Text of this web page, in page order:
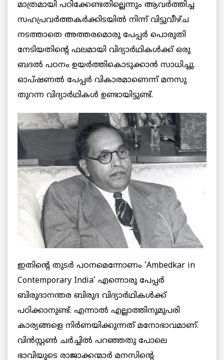
മാത്രമായി പഠിക്കേണ്ടതില്ലെന്നും ആവർത്തിച്ച
സഹപ്രവർത്തകർക്കിടയിൽ നിന്ന് വിട്ടുവീഴ്ച
നടത്താതെ അത്തരമൊരു പേപ്പർ പൊരുതി
നേടിയതിന്റെ ഫലമായി വിദ്യാർഥികൾക്ക് ഒരു
ബദൽ പഠനം ഉയർത്തികൊടുക്കാൻ സാധിച്ചു.
ഓപ്ഷണൽ പേപ്പർ വികാരമാണെന്ന് മനസു
തുറന്ന വിദ്യാർഥികൾ ഉണ്ടായിട്ടുണ്ട്.
ഇതിന്റെ തുടർ പഠനമെന്നോണം ‘Ambedkar in
Contemporary India’ എന്നൊരു പേപ്പർ
ബിരുദാനന്തര ബിരുദ വിദ്യാർഥികൾക്ക്
പഠിക്കാനുണ്ട്. എന്നാൽ എല്ലാത്തിനുമുപരി
കാര്യങ്ങളെ നിർണയിക്കുന്നത് മനോഭാവമാണ്.
വിൻസ്റ്റൺ ചർച്ചിൽ പറഞ്ഞതു പോലെ
ഭാവിയുടെ രാജാക്കന്മാർ മനസിന്റെ